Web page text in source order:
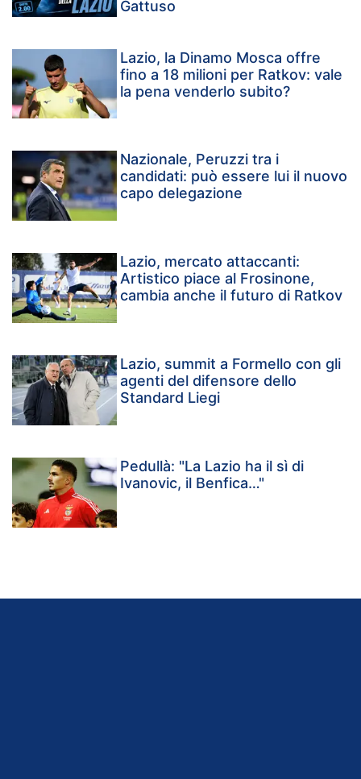
Gattuso
Lazio, la Dinamo Mosca offre
fino a 18 milioni per Ratkov: vale
la pena venderlo subito?
Nazionale, Peruzzi tra i
candidati: può essere lui il nuovo
capo delegazione
Lazio, mercato attaccanti:
Artistico piace al Frosinone,
cambia anche il futuro di Ratkov
Lazio, summit a Formello con gli
agenti del difensore dello
Standard Liegi
Pedullà: "La Lazio ha il sì di
Ivanovic, il Benfica…"